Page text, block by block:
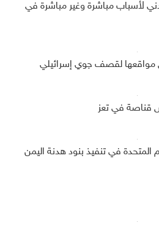
191 ألف مدني لأسباب مباشرة وغير مباشرة في
مواقعها لقصف جوي إسرائيلي
قناصة في تعز
المتحدة في تنفيذ بنود هدنة اليمن